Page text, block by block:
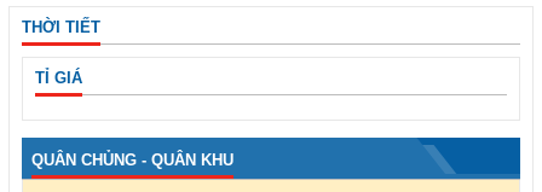
THỜI TIẾT
TỈ GIÁ
QUÂN CHỦNG - QUÂN KHU